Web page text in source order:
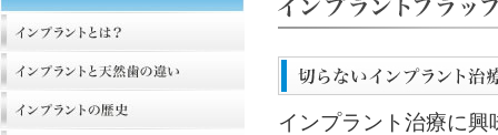
インプラント治療に興